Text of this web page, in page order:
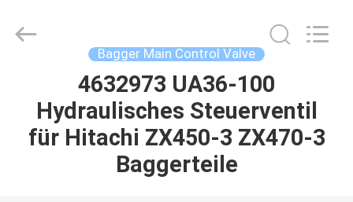
STARTSEITE
PRODUKTE
Machinery
Bagger Main Control Valve
4632973 UA36-100
Hydraulisches Steuerventil
für Hitachi ZX450-3 ZX470-3
Baggerteile